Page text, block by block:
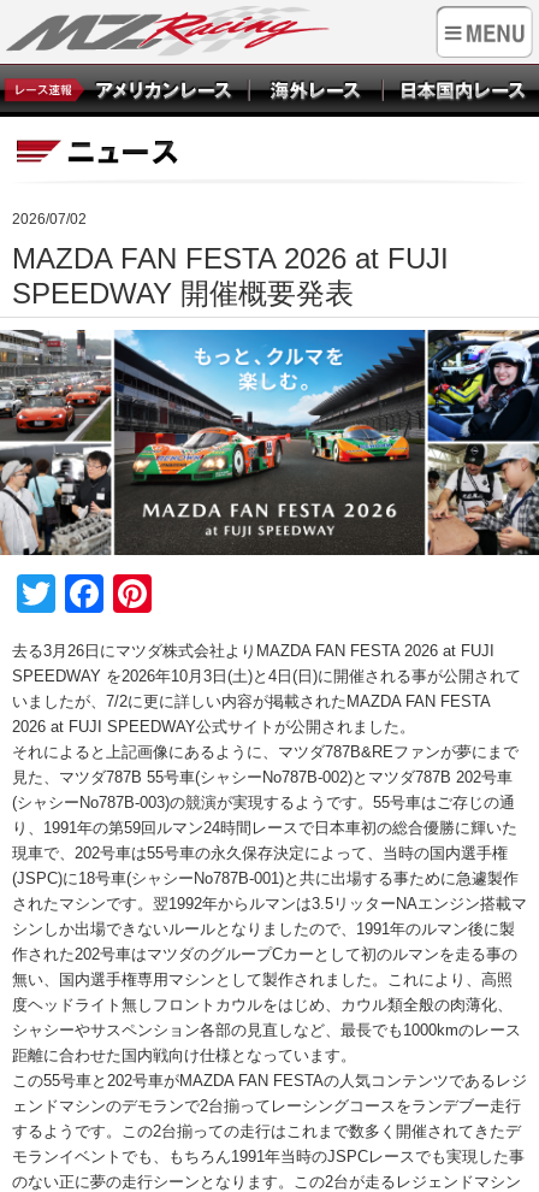
2026/07/02
MAZDA FAN FESTA 2026 at FUJI
SPEEDWAY 開催概要発表
TwitterFacebook
去る3月26日にマツダ株式会社よりMAZDA FAN FESTA 2026 at FUJI
SPEEDWAY を2026年10月3日(土)と4日(日)に開催される事が公開されて
いましたが、7/2に更に詳しい内容が掲載されたMAZDA FAN FESTA
2026 at FUJI SPEEDWAY公式サイトが公開されました。
それによると上記画像にあるように、マツダ787B&REファンが夢にまで
見た、マツダ787B 55号車(シャシーNo787B-002)とマツダ787B 202号車
(シャシーNo787B-003)の競演が実現するようです。55号車はご存じの通
り、1991年の第59回ルマン24時間レースで日本車初の総合優勝に輝いた
現車で、202号車は55号車の永久保存決定によって、当時の国内選手権
(JSPC)に18号車(シャシーNo787B-001)と共に出場する事ために急遽製作
されたマシンです。翌1992年からルマンは3.5リッターNAエンジン搭載マ
シンしか出場できないルールとなりましたので、1991年のルマン後に製
作された202号車はマツダのグループCカーとして初のルマンを走る事の
無い、国内選手権専用マシンとして製作されました。これにより、高照
度ヘッドライト無しフロントカウルをはじめ、カウル類全般の肉薄化、
シャシーやサスペンション各部の見直しなど、最長でも1000kmのレース
距離に合わせた国内戦向け仕様となっています。
この55号車と202号車がMAZDA FAN FESTAの人気コンテンツであるレジ
ェンドマシンのデモランで2台揃ってレーシングコースをランデブー走行
するようです。この2台揃っての走行はこれまで数多く開催されてきたデ
モランイベントでも、もちろん1991年当時のJSPCレースでも実現した事
のない正に夢の走行シーンとなります。この2台が走るレジェンドマシン